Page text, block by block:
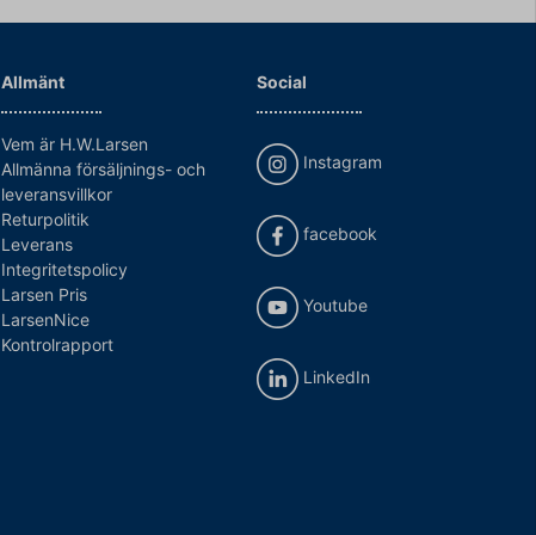
Allmänt
Vem är H.W.Larsen
Allmänna försäljnings- och
leveransvillkor
Returpolitik
Leverans
Integritetspolicy
Larsen Pris
LarsenNice
Kontrolrapport
Social
Instagram
facebook
Youtube
LinkedIn